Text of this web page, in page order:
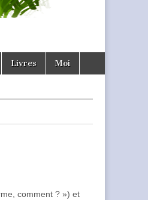
Livres Moi
comment ? ») et